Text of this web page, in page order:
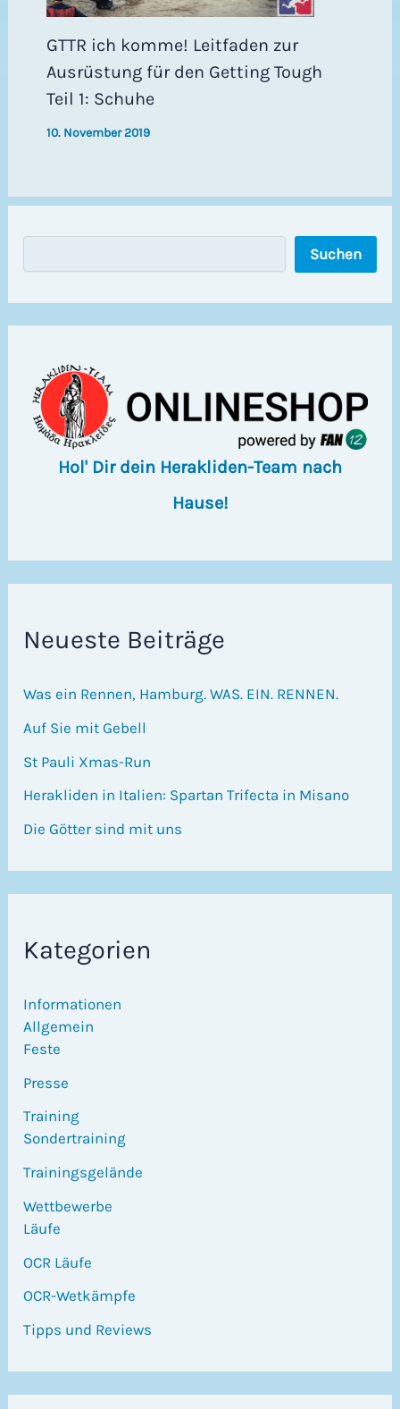
GTTR ich komme! Leitfaden zur
Ausrüstung für den Getting Tough
Teil 1: Schuhe
10. November 2019
Suchen
Hol' Dir dein Herakliden-Team nach
Hause!
Neueste Beiträge
Was ein Rennen, Hamburg. WAS. EIN. RENNEN.
Auf Sie mit Gebell
St Pauli Xmas-Run
Herakliden in Italien: Spartan Trifecta in Misano
Die Götter sind mit uns
Kategorien
Informationen
Allgemein
Feste
Presse
Training
Sondertraining
Trainingsgelände
Wettbewerbe
Läufe
OCR Läufe
OCR-Wetkämpfe
Tipps und Reviews